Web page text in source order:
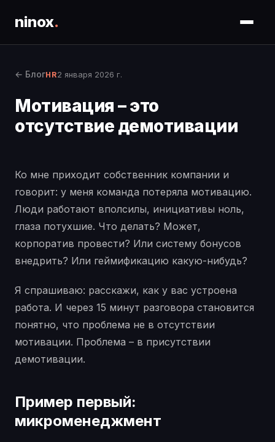
ninox.
← БлогHR2 января 2026 г.
Мотивация – это
отсутствие демотивации
Ко мне приходит собственник компании и
говорит: у меня команда потеряла мотивацию.
Люди работают вполсилы, инициативы ноль,
глаза потухшие. Что делать? Может,
корпоратив провести? Или систему бонусов
внедрить? Или геймификацию какую-нибудь?
Я спрашиваю: расскажи, как у вас устроена
работа. И через 15 минут разговора становится
понятно, что проблема не в отсутствии
мотивации. Проблема – в присутствии
демотивации.
Пример первый:
микроменеджмент